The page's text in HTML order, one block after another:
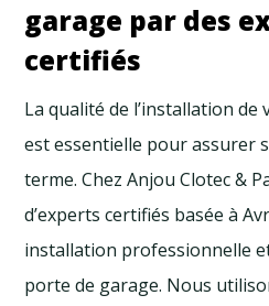
garage par des
certifiés
La qualité de l’installation
est essentielle pour assurer
terme. Chez Anjou Clotec &
d’experts certifiés basée à
installation professionnelle
porte de garage. Nous